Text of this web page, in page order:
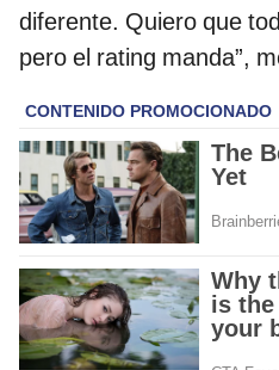
diferente. Quiero que
pero el rating manda”,